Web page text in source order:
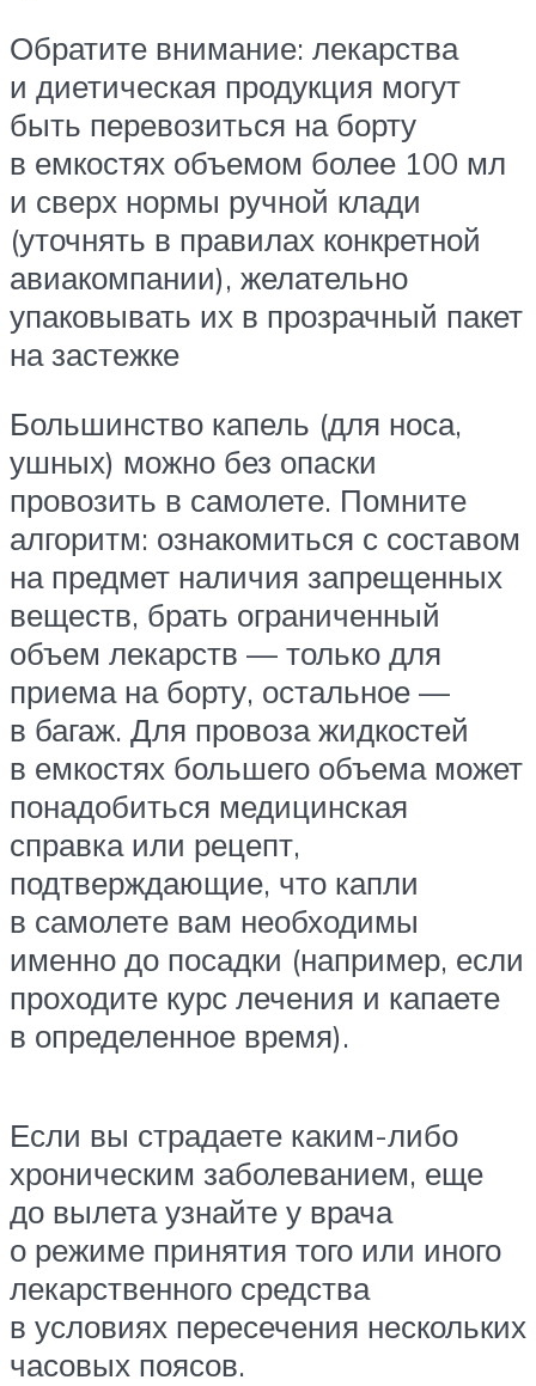
Обратите внимание: лекарства
и диетическая продукция могут
быть перевозиться на борту
в емкостях объемом более 100 мл
и сверх нормы ручной клади
(уточнять в правилах конкретной
авиакомпании), желательно
упаковывать их в прозрачный пакет
на застежке
Большинство капель (для носа,
ушных) можно без опаски
провозить в самолете. Помните
алгоритм: ознакомиться с составом
на предмет наличия запрещенных
веществ, брать ограниченный
объем лекарств — только для
приема на борту, остальное —
в багаж. Для провоза жидкостей
в емкостях большего объема может
понадобиться медицинская
справка или рецепт,
подтверждающие, что капли
в самолете вам необходимы
именно до посадки (например, если
проходите курс лечения и капаете
в определенное время).
Если вы страдаете каким-либо
хроническим заболеванием, еще
до вылета узнайте у врача
о режиме принятия того или иного
лекарственного средства
в условиях пересечения нескольких
часовых поясов.